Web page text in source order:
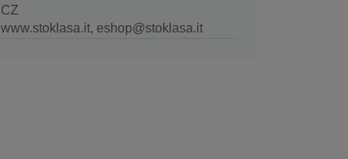
CZ
www.stoklasa.it, eshop@stoklasa.it